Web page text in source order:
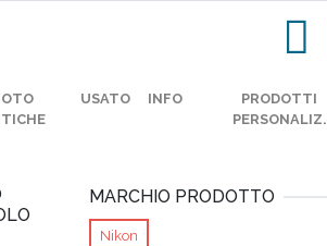
USATO INFO
PRODOTTI
PERSONALIZ.
MARCHIO PRODOTTO
Nikon